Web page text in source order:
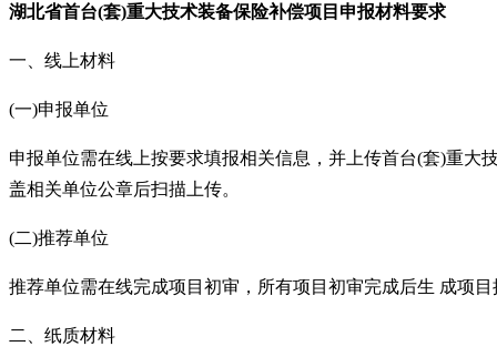
湖北省首台(套)重大技术装备保险补偿项目申报材料要求
一、线上材料
(一)申报单位
申报单位需在线上按要求填报相关信息，并上传首台(套)重大
盖相关单位公章后扫描上传。
(二)推荐单位
推荐单位需在线完成项目初审，所有项目初审完成后生 成项
二、纸质材料